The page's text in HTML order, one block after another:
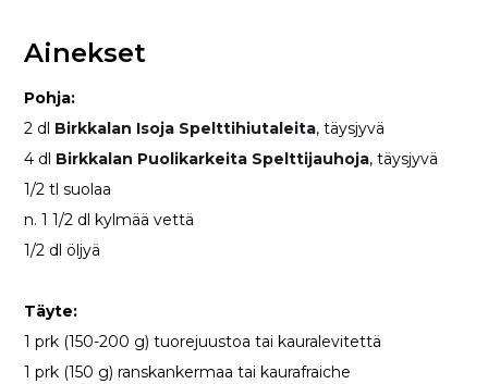
Ainekset
Pohja:
2 dl Birkkalan Isoja Spelttihiutaleita, täysjyvä
4 dl Birkkalan Puolikarkeita Spelttijauhoja, täysjyvä
1/2 tl suolaa
n. 1 1/2 dl kylmää vettä
1/2 dl öljyä
Täyte:
1 prk (150-200 g) tuorejuustoa tai kauralevitettä
1 prk (150 g) ranskankermaa tai kaurafraiche